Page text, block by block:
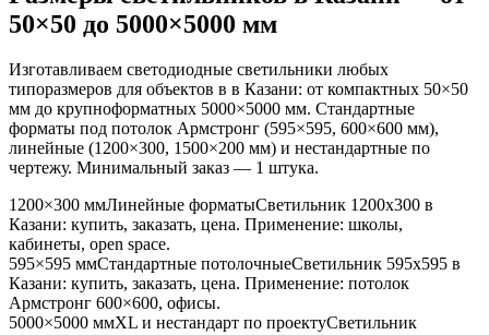
50×50 до 5000×5000 мм
Изготавливаем светодиодные светильники любых
типоразмеров для объектов в в Казани: от компактных 50×50
мм до крупноформатных 5000×5000 мм. Стандартные
форматы под потолок Армстронг (595×595, 600×600 мм),
линейные (1200×300, 1500×200 мм) и нестандартные по
чертежу. Минимальный заказ — 1 штука.
1200×300 ммЛинейные форматыСветильник 1200x300 в
Казани: купить, заказать, цена. Применение: школы,
кабинеты, open space.
595×595 ммСтандартные потолочныеСветильник 595x595 в
Казани: купить, заказать, цена. Применение: потолок
Армстронг 600×600, офисы.
5000×5000 ммXL и нестандарт по проектуСветильник